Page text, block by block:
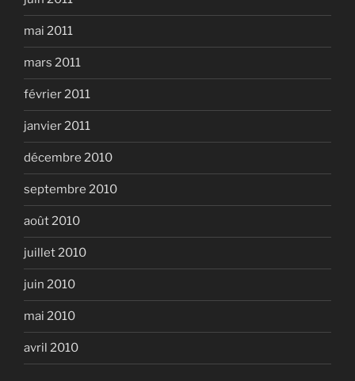
mai 2011
mars 2011
février 2011
janvier 2011
décembre 2010
septembre 2010
août 2010
juillet 2010
juin 2010
mai 2010
avril 2010